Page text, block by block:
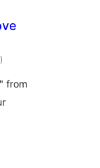
загальний
рейтинг
)
from